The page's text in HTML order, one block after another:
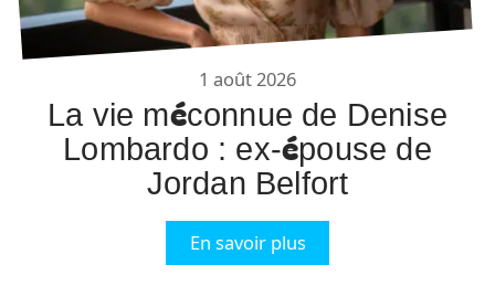
1 août 2026
La vie méconnue de Denise
Lombardo : ex-épouse de
Jordan Belfort
En savoir plus